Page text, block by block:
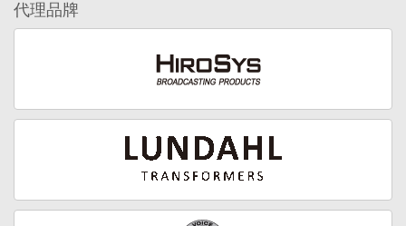
代理品牌